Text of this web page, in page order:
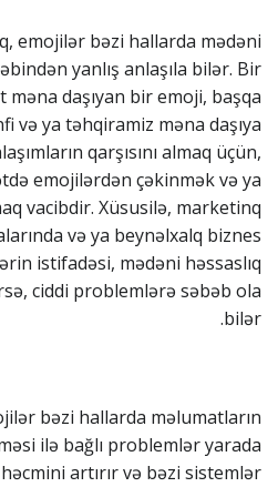
emojilər bəzi hallarda mədəni
yanlış anlaşıla bilər. Bir
daşıyan bir emoji, başqa
və ya təhqiramiz məna daşıya
qarşısını almaq üçün,
emojilərdən çəkinmək və ya
vacibdir. Xüsusilə, marketinq
və ya beynəlxalq biznes
istifadəsi, mədəni həssaslıq
ciddi problemlərə səbəb ola
bilər.
bəzi hallarda məlumatların
ilə bağlı problemlər yarada
artırır və bəzi sistemlər